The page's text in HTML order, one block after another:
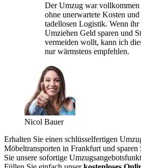
Der Umzug war vollkommen
ohne unerwartete Kosten
tadellosen Logistik. Wenn ihr
Umziehen Geld sparen und
vermeiden wollt, kann ich
nur wärmstens empfehlen.
Nicol Bauer
Erhalten Sie einen schlüsselfertigen
Möbeltransporten in Frankfurt und sparen
Sie unsere sofortige